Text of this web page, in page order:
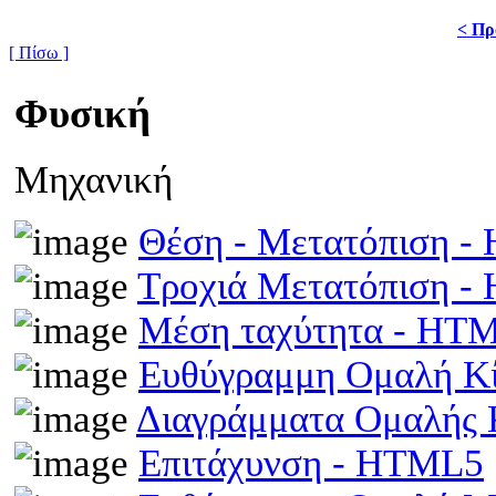
<
[ Πίσω ]
Φυσική
Μηχανική
Θέση - Μετατόπιση -
Τροχιά Μετατόπιση -
Μέση ταχύτητα -
Ευθύγραμμη Ομαλή
Διαγράμματα
Επιτάχυνση - HTML5